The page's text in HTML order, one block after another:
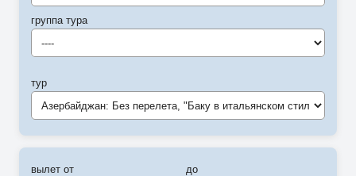
группа тура
----
тур
Азербайджан: Без перелета, "Баку в итальянском стиле" (RD)
вылет от до